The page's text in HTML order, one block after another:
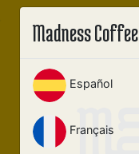
Madness Coffee
Español
Français